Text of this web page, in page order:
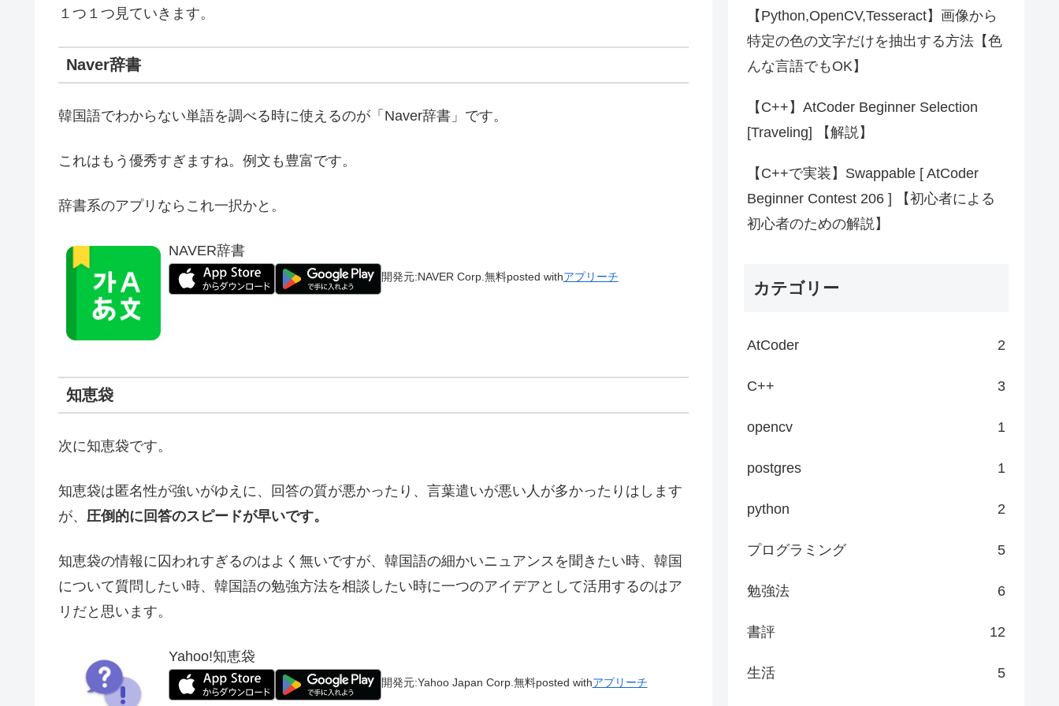
１つ１つ見ていきます。
Naver辞書
韓国語でわからない単語を調べる時に使えるのが「Naver辞書」です。
これはもう優秀すぎますね。例文も豊富です。
辞書系のアプリならこれ一択かと。
NAVER辞書
開発元:NAVER Corp.無料posted withアプリーチ
知恵袋
次に知恵袋です。
知恵袋は匿名性が強いがゆえに、回答の質が悪かったり、言葉遣いが悪い人が多かったりはします
が、 圧倒的に回答のスピードが早いです。
知恵袋の情報に囚われすぎるのはよく無いですが、韓国語の細かいニュアンスを聞きたい時、韓国
について質問したい時、韓国語の勉強方法を相談したい時に一つのアイデアとして活用するのはア
リだと思います。
Yahoo!知恵袋
開発元:Yahoo Japan Corp.無料posted withアプリーチ
【Python,OpenCV,Tesseract】画像から
特定の色の文字だけを抽出する方法【色
んな言語でもOK】
【C++】AtCoder Beginner Selection
[Traveling] 【解説】
【C++で実装】Swappable [ AtCoder
Beginner Contest 206 ] 【初心者による
初心者のための解説】
カテゴリー
AtCoder 2
C++ 3
opencv 1
postgres 1
python 2
プログラミング 5
勉強法 6
書評 12
生活 5